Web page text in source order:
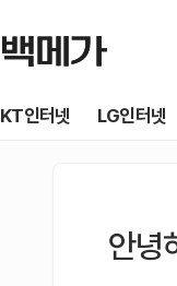
KT인터넷
LG인터넷
안녕